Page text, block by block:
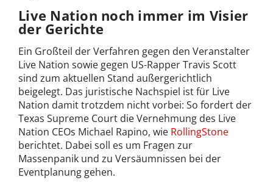
Live Nation noch immer im Visier
der Gerichte
Ein Großteil der Verfahren gegen den Veranstalter
Live Nation sowie gegen US-Rapper Travis Scott
sind zum aktuellen Stand außergerichtlich
beigelegt. Das juristische Nachspiel ist für Live
Nation damit trotzdem nicht vorbei: So fordert der
Texas Supreme Court die Vernehmung des Live
Nation CEOs Michael Rapino, wie RollingStone
berichtet. Dabei soll es um Fragen zur
Massenpanik und zu Versäumnissen bei der
Eventplanung gehen.